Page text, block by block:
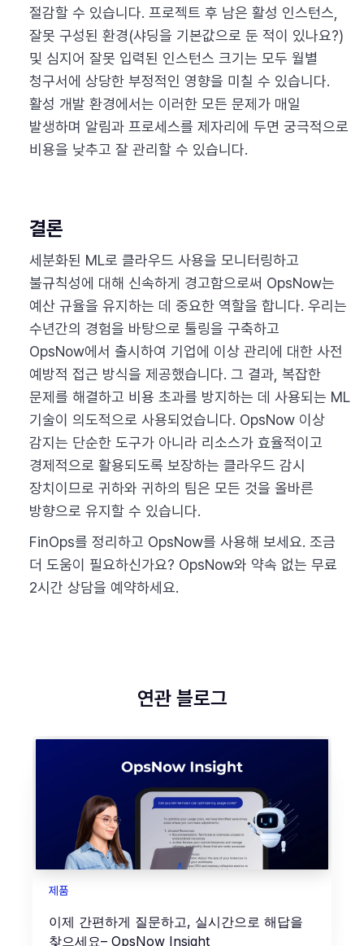
절감할 수 있습니다. 프로젝트 후 남은 활성 인스턴스,
잘못 구성된 환경(샤딩을 기본값으로 둔 적이 있나요?)
및 심지어 잘못 입력된 인스턴스 크기는 모두 월별
청구서에 상당한 부정적인 영향을 미칠 수 있습니다.
활성 개발 환경에서는 이러한 모든 문제가 매일
발생하며 알림과 프로세스를 제자리에 두면 궁극적으로
비용을 낮추고 잘 관리할 수 있습니다.
결론
세분화된 ML로 클라우드 사용을 모니터링하고
불규칙성에 대해 신속하게 경고함으로써 OpsNow는
예산 규율을 유지하는 데 중요한 역할을 합니다. 우리는
수년간의 경험을 바탕으로 툴링을 구축하고
OpsNow에서 출시하여 기업에 이상 관리에 대한 사전
예방적 접근 방식을 제공했습니다. 그 결과, 복잡한
문제를 해결하고 비용 초과를 방지하는 데 사용되는 ML
기술이 의도적으로 사용되었습니다. OpsNow 이상
감지는 단순한 도구가 아니라 리소스가 효율적이고
경제적으로 활용되도록 보장하는 클라우드 감시
장치이므로 귀하와 귀하의 팀은 모든 것을 올바른
방향으로 유지할 수 있습니다.‍
FinOps를 정리하고 OpsNow를 사용해 보세요. 조금
더 도움이 필요하신가요? OpsNow와 약속 없는 무료
2시간 상담을 예약하세요.
연관 블로그
제품
이제 간편하게 질문하고, 실시간으로 해답을
찾으세요– OpsNow Insight